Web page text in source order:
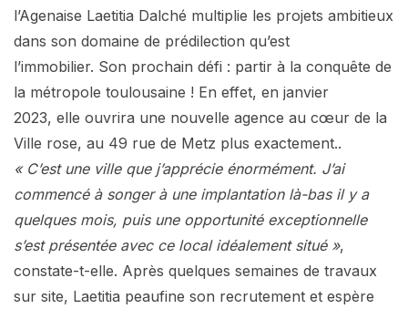
l’Agenaise Laetitia Dalché multiplie les projets ambitieux
dans son domaine de prédilection qu’est
l’immobilier. Son prochain défi : partir à la conquête de
la métropole toulousaine ! En effet, en janvier
2023, elle ouvrira une nouvelle agence au cœur de la
Ville rose, au 49 rue de Metz plus exactement..
« C’est une ville que j’apprécie énormément. J’ai
commencé à songer à une implantation là-bas il y a
quelques mois, puis une opportunité exceptionnelle
s’est présentée avec ce local idéalement situé »,
constate-t-elle. Après quelques semaines de travaux
sur site, Laetitia peaufine son recrutement et espère